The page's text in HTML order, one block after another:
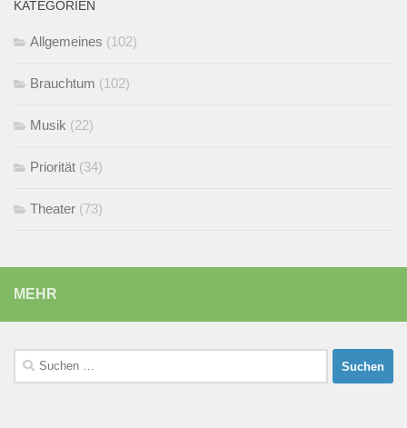
KATEGORIEN
Allgemeines (102)
Brauchtum (102)
Musik (22)
Priorität (34)
Theater (73)
MEHR
Suchen
nach: